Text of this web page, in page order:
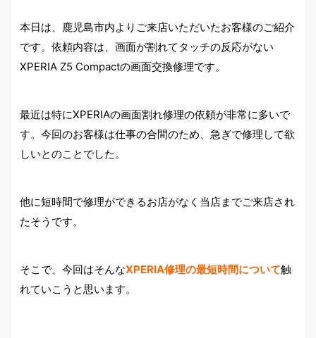
本日は、鹿児島市内よりご来店いただいたお客様のご紹介
です。依頼内容は、画面が割れてタッチの反応がない
XPERIA Z5 Compactの画面交換修理です。
最近は特にXPERIAの画面割れ修理の依頼が非常に多いで
す。今回のお客様は仕事の合間のため、急ぎで修理して欲
しいとのことでした。
他に短時間で修理ができるお店がなく当店までご来店され
たそうです。
そこで、今回はそんなXPERIA修理の最短時間について触
れていこうと思います。